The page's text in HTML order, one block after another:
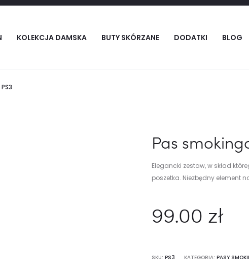
KOLEKCJA DAMSKA BUTY SKÓRZANE DODATKI BLOG
Pas
Elegancki zestaw, w skład
poszetka. Niezbędny element
99.00 zł
SKU: PS3 KATEGORIA: PASY